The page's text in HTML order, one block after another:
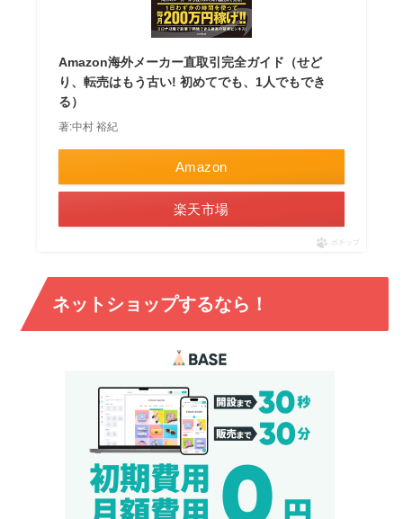
Amazon海外メーカー直取引完全ガイド（せど
り、転売はもう古い! 初めてでも、1人でもでき
る）
著:中村 裕紀
Amazon
楽天市場
ポチップ
ネットショップするなら！